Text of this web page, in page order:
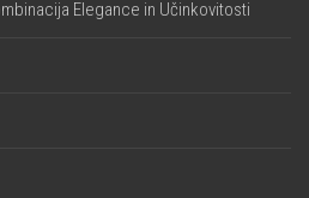
Elegance in Učinkovitosti